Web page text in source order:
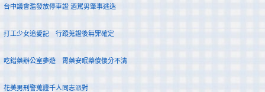
台中議會濫發放停車證 酒駕男肇事逃逸
打工少女追愛記 行蹤蒐證後無罪確定
吃錯藥辦公室夢遊 胃藥安眠藥傻傻分不清
花美男刑警蒐證千人同志派對